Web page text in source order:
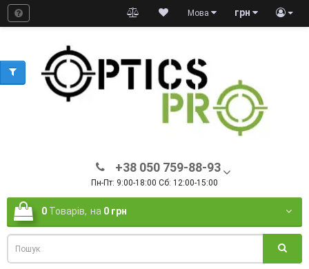
грн
Мова
+38 050 759-88-93
Пн-Пт: 9:00-18:00 Сб: 12:00-15:00
0 Товарів, на 0 грн